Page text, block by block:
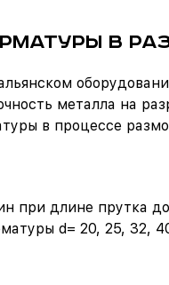
В
металла на
в процессе
при длине прутка
d= 20, 25, 32,